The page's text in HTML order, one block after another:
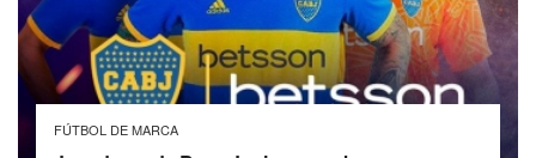
FÚTBOL DE MARCA